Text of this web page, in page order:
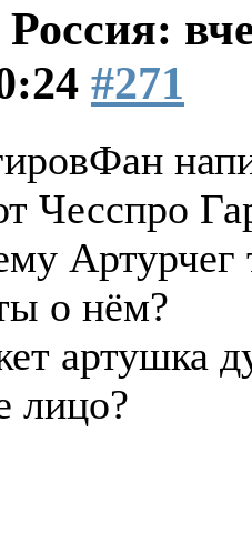
#271
Чесспро
Артурчег
о нём?
артушка
лицо?